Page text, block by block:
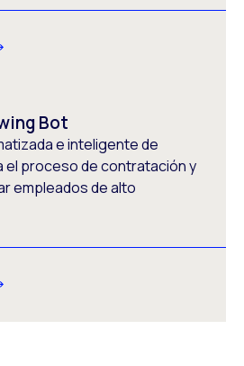
Bot
e inteligente de
el proceso de contratación y
empleados de alto